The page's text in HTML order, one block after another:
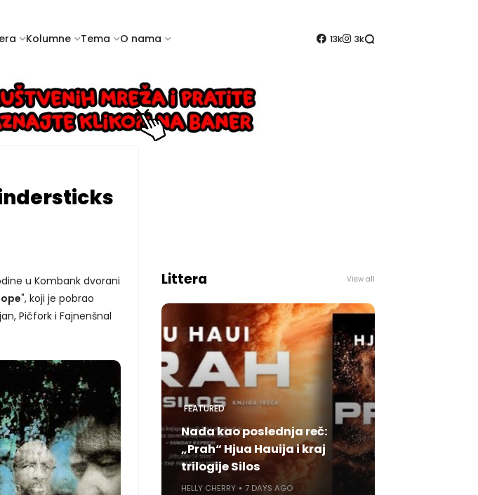
Kolumne Tema O nama 13k 3k
u Kombank dvorani
", koji je pobrao
Pičfork i Fajnenšnal
Littera View all
FEATURED
Nada kao poslednja reč:
„Prah“ Hjua Hauija i kraj
trilogije Silos
HELLY CHERRY 7 DAYS AGO